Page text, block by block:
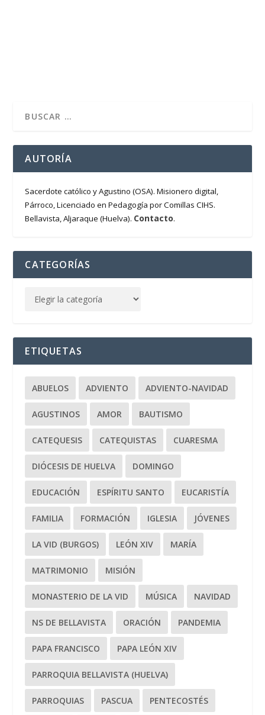
AUTORÍA
Sacerdote católico y Agustino (OSA). Misionero digital,
Párroco, Licenciado en Pedagogía por Comillas CIHS.
Bellavista, Aljaraque (Huelva). Contacto.
CATEGORÍAS
ETIQUETAS
ABUELOS ADVIENTO ADVIENTO-NAVIDAD
AGUSTINOS AMOR BAUTISMO
CATEQUESIS CATEQUISTAS CUARESMA
DIÓCESIS DE HUELVA DOMINGO
EDUCACIÓN ESPÍRITU SANTO EUCARISTÍA
FAMILIA FORMACIÓN IGLESIA JÓVENES
LA VID (BURGOS) LEÓN XIV MARÍA
MATRIMONIO MISIÓN
MONASTERIO DE LA VID MÚSICA NAVIDAD
NS DE BELLAVISTA ORACIÓN PANDEMIA
PAPA FRANCISCO PAPA LEÓN XIV
PARROQUIA BELLAVISTA (HUELVA)
PARROQUIAS PASCUA PENTECOSTÉS